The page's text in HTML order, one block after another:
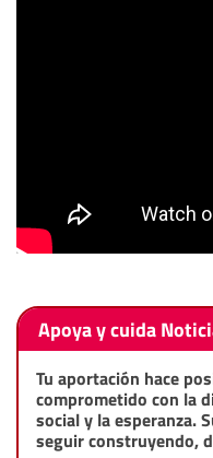
Apoya y cuida
Tu aportación hace
comprometido con la
social y la esperanza.
seguir construyendo,